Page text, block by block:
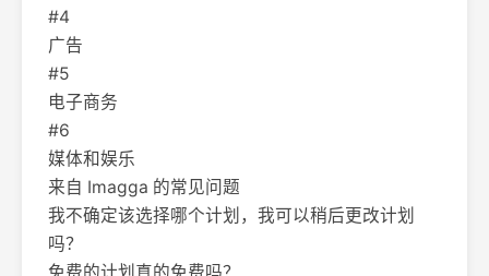
#4
广告
#5
电子商务
#6
媒体和娱乐
来自 Imagga 的常见问题
我不确定该选择哪个计划，我可以稍后更改计划
吗？